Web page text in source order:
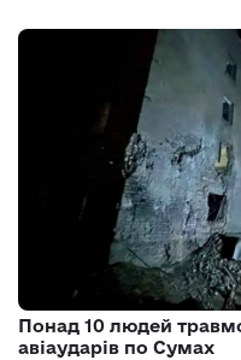
Понад 10 людей
авіаударів по Сумах